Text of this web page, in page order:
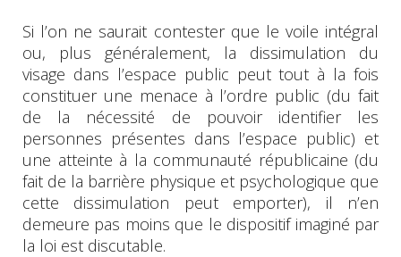
Si l’on ne saurait contester que le voile intégral
ou, plus généralement, la dissimulation du
visage dans l’espace public peut tout à la fois
constituer une menace à l’ordre public (du fait
de la nécessité de pouvoir identifier les
personnes présentes dans l’espace public) et
une atteinte à la communauté républicaine (du
fait de la barrière physique et psychologique que
cette dissimulation peut emporter), il n’en
demeure pas moins que le dispositif imaginé par
la loi est discutable.